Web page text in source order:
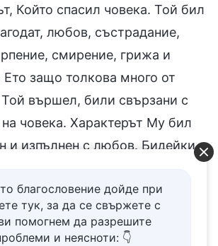
Който спасил човека. Той бил
любов, състрадание,
смирение, грижа и
Ето защо толкова много от
Той вършел, били свързани с
човека. Характерът Му бил
и изпълнен с любов. Бидейки
на кръст за човека, за да
обича човека като Себе Си
да пожертва целия Себе Си. В
благословение дойде при
тук, за да се свържете с
помогнем да разрешите
и неясноти: 👇